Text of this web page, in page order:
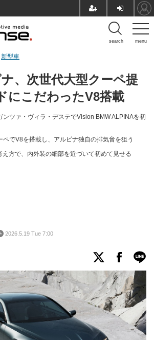
menu
search
、次世代大型クーペ提
にこだわったV8搭載
ンツァ・ヴィラ・デステでVision BMW ALPINAを初
ペでV8を搭載し、アルピナ独自の排気音を狙う
え方で、内外装の細部を近づいて初めて見せる
新型車
2026.5.19 Tue 7:00